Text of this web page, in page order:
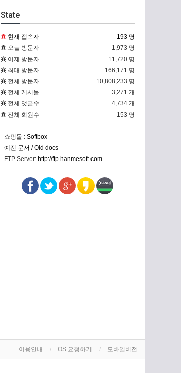
State
현재 접속자
193 명
오늘 방문자
1,973 명
어제 방문자
11,720 명
최대 방문자
166,171 명
전체 방문자
10,808,233 명
전체 게시물
3,271 개
전체 댓글수
4,734 개
전체 회원수
153 명
- 쇼핑몰 : Softbox
- 예전 문서 / Old docs
- FTP Server: http://ftp.hanmesoft.com
이용안내 OS 요청하기 모바일버전